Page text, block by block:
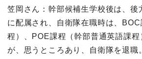
笠岡さん：幹部候補生学校後は、後
に配属され、自衛隊在職時は、
程）、POE課程（幹部普通英語課程
が、思うところあり、自衛隊を退職